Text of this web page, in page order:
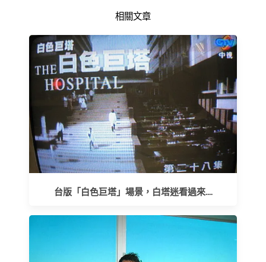
相關文章
台版「白色巨塔」場景，白塔迷看過來....